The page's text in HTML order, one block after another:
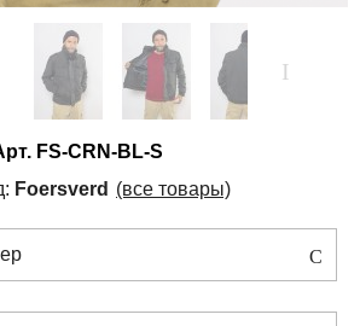
FS-CRN-BL-S
Foersverd (все товары)